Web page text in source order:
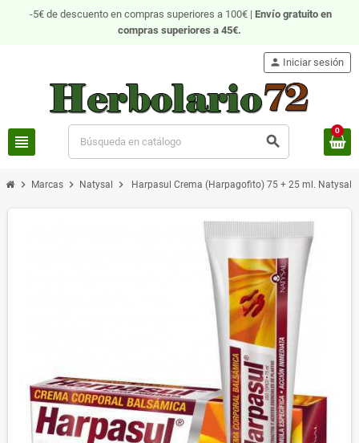
-5€ de descuento en compras superiores a 100€ | Envío gratuito en
compras superiores a 45€.
view_headline search
person Iniciar sesión
0
chevron_right Marcas chevron_right Natysal chevron_right Harpasul Crema (Harpagofito) 75 + 25 ml. Natysal